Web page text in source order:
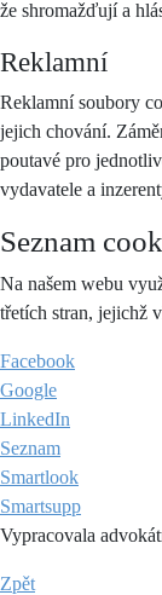
že shromažďují a
Reklamní
Reklamní soubory
jejich chování.
poutavé pro
vydavatele a
Seznam
Na našem webu
třetích stran, jejichž
Facebook
Google
LinkedIn
Seznam
Smartlook
Smartsupp
Vypracovala
Zpět